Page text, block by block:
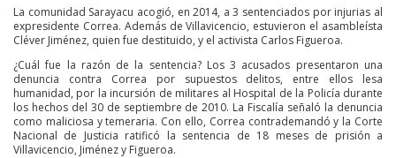
La comunidad Sarayacu acogió, en 2014, a 3 sentenciados por injurias al
expresidente Correa. Además de Villavicencio, estuvieron el asambleísta
Cléver Jiménez, quien fue destituido, y el activista Carlos Figueroa.
¿Cuál fue la razón de la sentencia? Los 3 acusados presentaron una
denuncia contra Correa por supuestos delitos, entre ellos lesa
humanidad, por la incursión de militares al Hospital de la Policía durante
los hechos del 30 de septiembre de 2010. La Fiscalía señaló la denuncia
como maliciosa y temeraria. Con ello, Correa contrademandó y la Corte
Nacional de Justicia ratificó la sentencia de 18 meses de prisión a
Villavicencio, Jiménez y Figueroa.